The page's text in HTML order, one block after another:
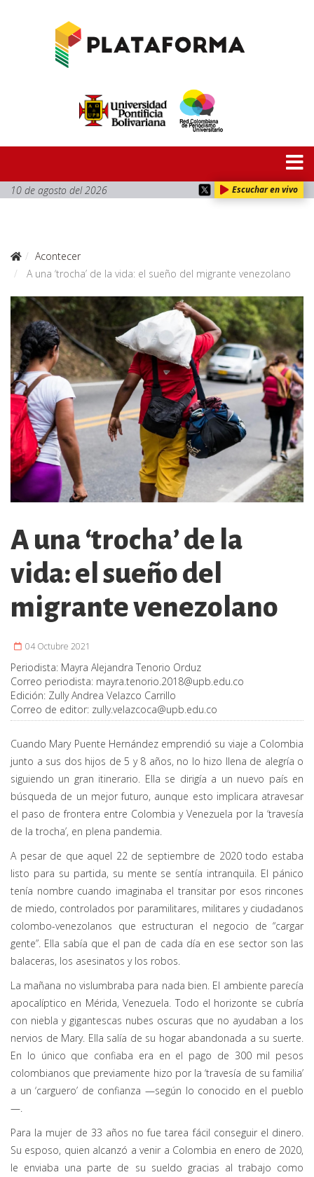
10 de agosto del 2026 Escuchar en vivo
Acontecer
A una ‘trocha’ de la vida: el sueño del migrante venezolano
A una ‘trocha’ de la
vida: el sueño del
migrante venezolano
04 Octubre 2021
Periodista: Mayra Alejandra Tenorio Orduz
Correo periodista: mayra.tenorio.2018@upb.edu.co
Edición: Zully Andrea Velazco Carrillo
Correo de editor: zully.velazcoca@upb.edu.co
Cuando Mary Puente Hernández emprendió su viaje a Colombia
junto a sus dos hijos de 5 y 8 años, no lo hizo llena de alegría o
siguiendo un gran itinerario. Ella se dirigía a un nuevo país en
búsqueda de un mejor futuro, aunque esto implicara atravesar
el paso de frontera entre Colombia y Venezuela por la ‘travesía
de la trocha’, en plena pandemia.
A pesar de que aquel 22 de septiembre de 2020 todo estaba
listo para su partida, su mente se sentía intranquila. El pánico
tenía nombre cuando imaginaba el transitar por esos rincones
de miedo, controlados por paramilitares, militares y ciudadanos
colombo-venezolanos que estructuran el negocio de “cargar
gente”. Ella sabía que el pan de cada día en ese sector son las
balaceras, los asesinatos y los robos.
La mañana no vislumbraba para nada bien. El ambiente parecía
apocalíptico en Mérida, Venezuela. Todo el horizonte se cubría
con niebla y gigantescas nubes oscuras que no ayudaban a los
nervios de Mary. Ella salía de su hogar abandonada a su suerte.
En lo único que confiaba era en el pago de 300 mil pesos
colombianos que previamente hizo por la ‘travesía de su familia’
a un ‘carguero’ de confianza —según lo conocido en el pueblo
—.
Para la mujer de 33 años no fue tarea fácil conseguir el dinero.
Su esposo, quien alcanzó a venir a Colombia en enero de 2020,
le enviaba una parte de su sueldo gracias al trabajo como